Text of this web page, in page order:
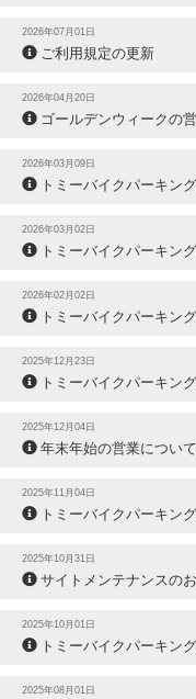
2026年07月01日
ご利用規定の更新
2026年04月20日
ゴールデンウィークの
2026年03月09日
トミーバイクパーキン
2026年03月02日
トミーバイクパーキン
2026年02月02日
トミーバイクパーキン
2025年12月23日
トミーバイクパーキン
2025年12月04日
年末年始の営業につい
2025年11月04日
トミーバイクパーキン
2025年10月31日
サイトメンテナンスの
2025年10月01日
トミーバイクパーキン
2025年08月01日